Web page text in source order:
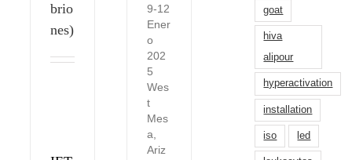
brio
nes)
9-12
Ener
o
202
5
Wes
t
Mes
a,
Ariz
goat
hiva
alipour
hyperactivation
installation
iso led